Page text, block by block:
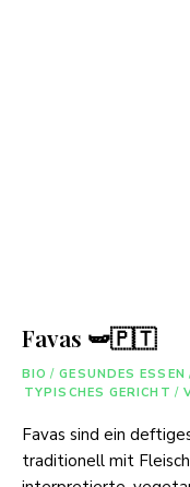
Favas 🫛🇵🇹
BIO / GESUNDES ESSEN
TYPISCHES GERICHT /
Favas sind ein
traditionell mit